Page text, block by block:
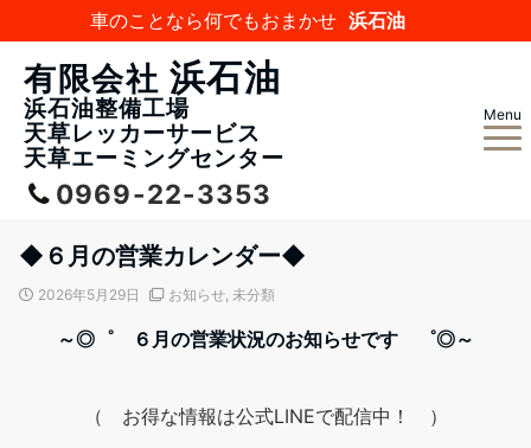
車のことなら何でもおまかせ 浜石油
有限会社 浜石油
浜石油整備工場
天草レッカーサービス
天草エーミングセンター
0969-22-3353
Menu
◆６月の営業カレンダー◆
2026年5月29日 お知らせ, 未分類
～◎゜ ６月の営業状況のお知らせです ゜◎～
（ お得な情報は公式LINEで配信中！ ）